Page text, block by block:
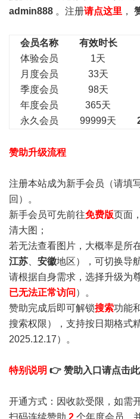
admin888 。注册请点这里 ，
会员名称 有效时长
体验会员
1天
月度会员
33天
季度会员
98天
年度会员
365天
永久会员
99999天
赞助升级流程
注册本站成为新手会员 （请填
回）。
新手会员可先前往免费版页面
清大图；
若无法查看图片，大概率是所
江苏
安徽地区），可切换导
请根据自身需求，选择升级为
已无法正常访问 ）。
赞助完成后即可解锁搜索功能
搜索权限），支持按日期格式
2025.12.17）。
特别说明 👉 赞助入口请点击
开通方式：因收款受限，如需
扫码连续赞助 2 个年度会员，